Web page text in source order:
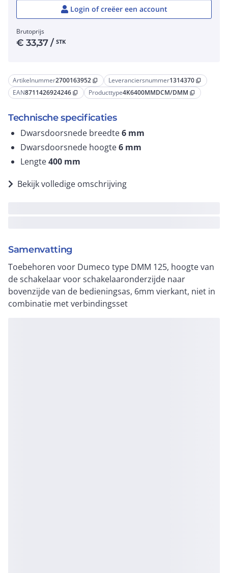
Artikelnummer2700163952 content_copy Leveranciersnummer1314370 content_copy
EAN8711426924246 content_copy Producttype4K6400MMDCM/DMM content_copy
Technische specificaties
Dwarsdoorsnede breedte6 mm
Dwarsdoorsnede hoogte6 mm
Lengte400 mm
Bekijk volledige omschrijving
Samenvatting
Toebehoren voor Dumeco type DMM 125, hoogte van
de schakelaar voor schakelaaronderzijde naar
bovenzijde van de bedieningsas, 6mm vierkant, niet in
combinatie met verbindingsset
Login of creëer een account
Brutoprijs
€33,37/ STK